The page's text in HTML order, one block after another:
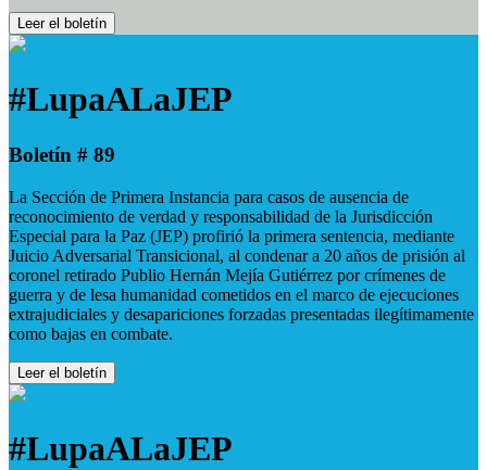
Leer el boletín
#LupaALaJEP
Boletín # 89
La Sección de Primera Instancia para casos de ausencia de
reconocimiento de verdad y responsabilidad de la Jurisdicción
Especial para la Paz (JEP) profirió la primera sentencia, mediante
Juicio Adversarial Transicional, al condenar a 20 años de prisión al
coronel retirado Publio Hernán Mejía Gutiérrez por crímenes de
guerra y de lesa humanidad cometidos en el marco de ejecuciones
extrajudiciales y desapariciones forzadas presentadas ilegítimamente
como bajas en combate.
Leer el boletín
#LupaALaJEP